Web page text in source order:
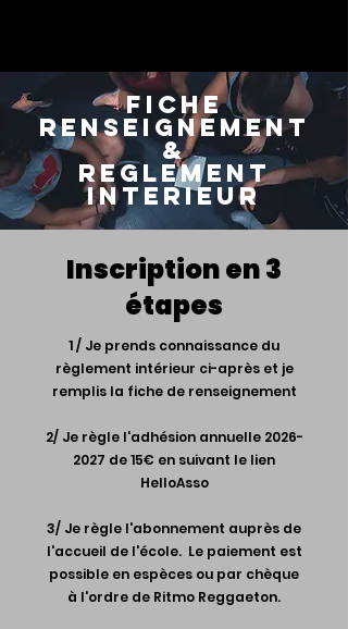
FICHE
RENSEIGNEMENT
&
reglement
interieur
Inscription en 3
étapes
1 / Je prends connaissance du
règlement intérieur ci-après et je
remplis la fiche de renseignement
2/ Je règle l'adhésion annuelle 2026-
2027 de 15€ en suivant le lien
HelloAsso
3/ Je règle l'abonnement auprès de
l'accueil de l'école. Le paiement est
possible en espèces ou par chèque
à l'ordre de Ritmo Reggaeton.